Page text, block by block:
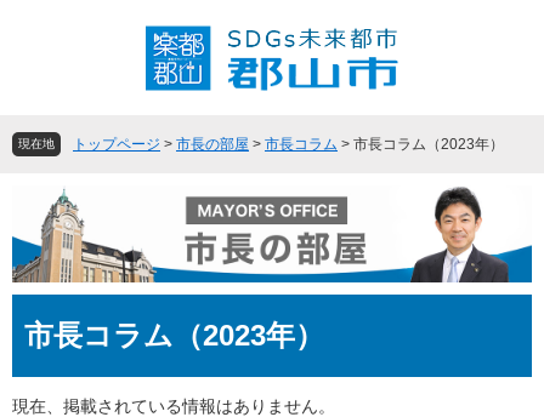
頭
飛
本
文
へ
現在地 トップページ > 市長の部屋 > 市長コラム > 市長コラム（2023年）
文市長コラム（2023年）
現在、掲載されている情報はありません。